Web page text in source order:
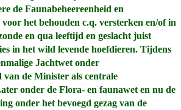
de Faunabeheereenheid en
het behouden c.q. versterken en/of in
en qua leeftijd en geslacht juist
in het wild levende hoefdieren. Tijdens
Jachtwet onder
de Minister als centrale
onder de Flora- en faunawet en nu de
onder het bevoegd gezag van de